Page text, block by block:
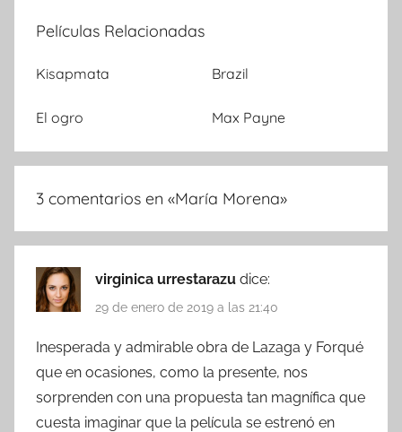
Películas Relacionadas
Kisapmata Brazil
El ogro Max Payne
3 comentarios en «María Morena»
virginica urrestarazu dice:
29 de enero de 2019 a las 21:40
Inesperada y admirable obra de Lazaga y Forqué
que en ocasiones, como la presente, nos
sorprenden con una propuesta tan magnífica que
cuesta imaginar que la película se estrenó en